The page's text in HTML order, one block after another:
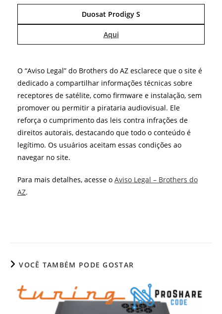
Duosat Prodigy S
Aqui
O “Aviso Legal” do Brothers do AZ esclarece que o site é
dedicado a compartilhar informações técnicas sobre
receptores de satélite, como firmware e instalação, sem
promover ou permitir a pirataria audiovisual. Ele
reforça o cumprimento das leis contra infrações de
direitos autorais, destacando que todo o conteúdo é
legítimo. Os usuários aceitam essas condições ao
navegar no site.
Para mais detalhes, acesse o Aviso Legal – Brothers do
AZ.
VOCÊ TAMBÉM PODE GOSTAR